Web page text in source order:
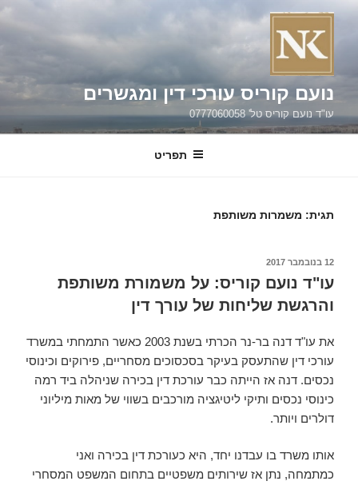
דילוג
נועם קוריס עורכי דין ומגשרים
עו"ד נועם קוריס טל' 0777060058
תפריט
תגית: משמרות משותפת
פורסם
12 בנובמבר 2017
עו"ד נועם קוריס: על משמורת משותפת
והרגשת שליחות של עורך דין
את עו"ד דנה בר-נר הכרתי בשנת 2003 כאשר התמחתי במשרד
עורכי דין שהתעסק בעיקר בסכסוכים מסחריים, פירוקים וכינוסי
נכסים. דנה אז הייתה כבר עורכת דין בכירה שניהלה ביד רמה
כינוסי נכסים ותיקי ליטיגציה מורכבים בשווי של מאות מיליוני
דולרים ויותר.
אותו משרד בו עבדנו יחד, היא כעורכת דין בכירה ואני
כמתמחה, נתן אז שירותים משפטיים בתחום המשפט המסחרי